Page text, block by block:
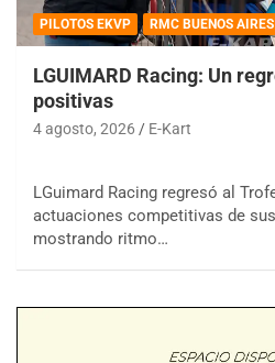
PILOTOS EKVP RMC BUENOS AIRES
LGUIMARD Racing: Un
positivas
4 agosto, 2026 E-Kart
LGuimard Racing regresó al
actuaciones competitivas de
mostrando ritmo…